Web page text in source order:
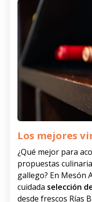
Los mejores
¿Qué mejor para
propuestas
gallego? En Mesón
cuidada selección
desde frescos Rías